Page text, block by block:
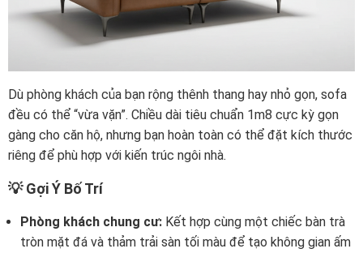
Dù phòng khách của bạn rộng thênh thang hay nhỏ gọn, sofa
đều có thể “vừa vặn”. Chiều dài tiêu chuẩn 1m8 cực kỳ gọn
gàng cho căn hộ, nhưng bạn hoàn toàn có thể đặt kích thước
riêng để phù hợp với kiến trúc ngôi nhà.
💡 Gợi Ý Bố Trí
Phòng khách chung cư: Kết hợp cùng một chiếc bàn trà
tròn mặt đá và thảm trải sàn tối màu để tạo không gian ấm